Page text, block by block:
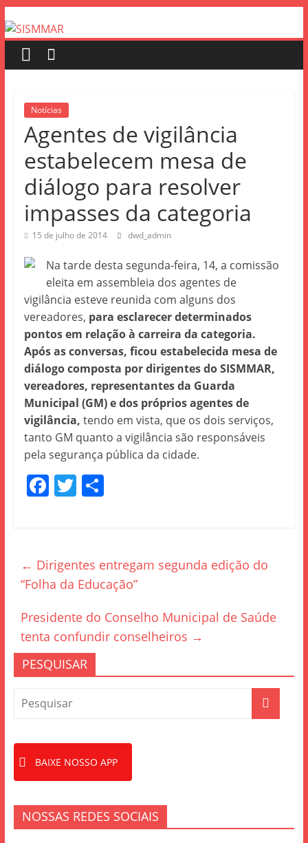
Notícias
Agentes de vigilância
estabelecem mesa de
diálogo para resolver
impasses da categoria
15 de julho de 2014 dwd_admin
Na tarde desta segunda-feira, 14, a comissão
eleita em assembleia dos agentes de
vigilância esteve reunida com alguns dos
vereadores, para esclarecer determinados
pontos em relação à carreira da categoria.
Após as conversas, ficou estabelecida mesa de
diálogo composta por dirigentes do SISMMAR,
vereadores, representantes da Guarda
Municipal (GM) e dos próprios agentes de
vigilância, tendo em vista, que os dois serviços,
tanto GM quanto a vigilância são responsáveis
pela segurança pública da cidade.
F
b
o
o
k
T S
← Dirigentes entregam segunda edição do
“Folha da Educação”
Presidente do Conselho Municipal de Saúde
tenta confundir conselheiros →
PESQUISAR
BAIXE NOSSO APP
NOSSAS REDES SOCIAIS